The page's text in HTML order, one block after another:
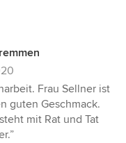
Frau Sellner ist
guten Geschmack.
mit Rat und Tat